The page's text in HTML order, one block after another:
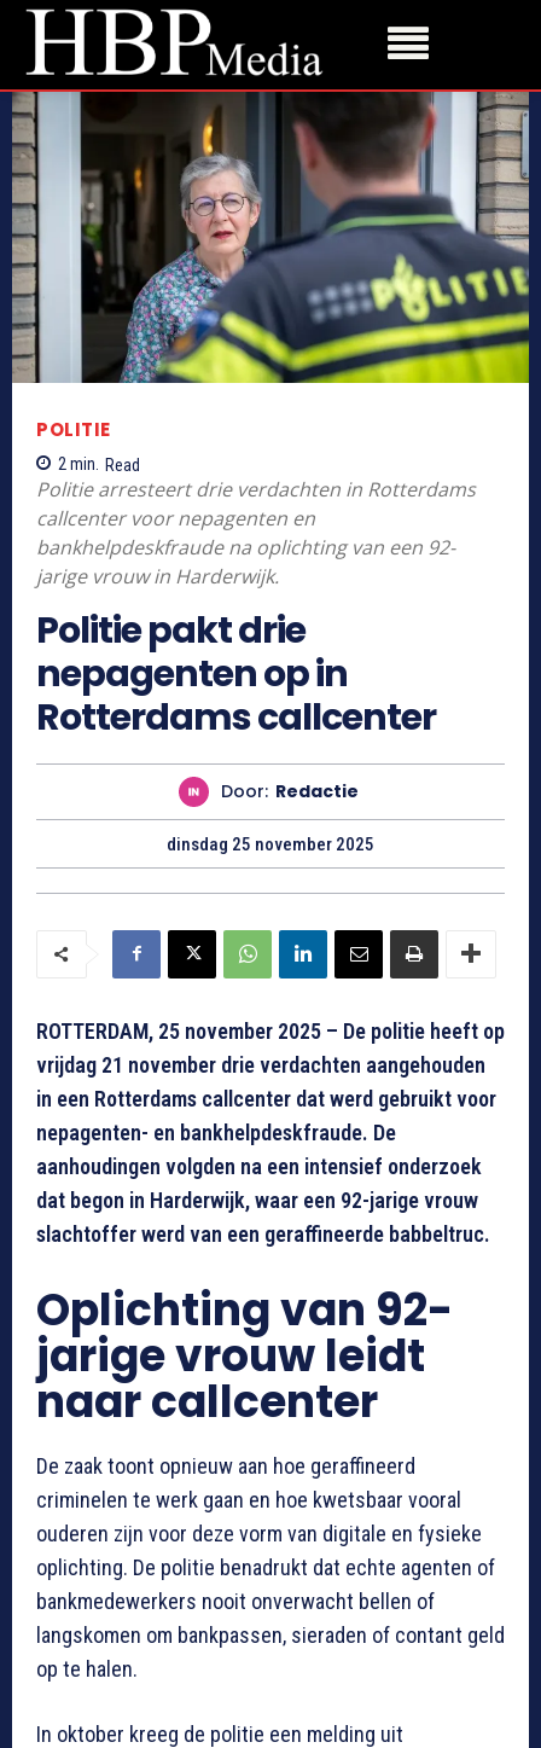
POLITIE
2min. Read
Politie arresteert drie verdachten in Rotterdams
callcenter voor nepagenten en
bankhelpdeskfraude na oplichting van een 92-
jarige vrouw in Harderwijk.
Politie pakt drie
nepagenten op in
Rotterdams callcenter
Door: Redactie
dinsdag 25 november 2025
ROTTERDAM, 25 november 2025 – De politie heeft op
vrijdag 21 november drie verdachten aangehouden
in een Rotterdams callcenter dat werd gebruikt voor
nepagenten- en bankhelpdeskfraude. De
aanhoudingen volgden na een intensief onderzoek
dat begon in Harderwijk, waar een 92-jarige vrouw
slachtoffer werd van een geraffineerde babbeltruc.
Oplichting van 92-
jarige vrouw leidt
naar callcenter
De zaak toont opnieuw aan hoe geraffineerd
criminelen te werk gaan en hoe kwetsbaar vooral
ouderen zijn voor deze vorm van digitale en fysieke
oplichting. De politie benadrukt dat echte agenten of
bankmedewerkers nooit onverwacht bellen of
langskomen om bankpassen, sieraden of contant geld
op te halen.
In oktober kreeg de politie een melding uit